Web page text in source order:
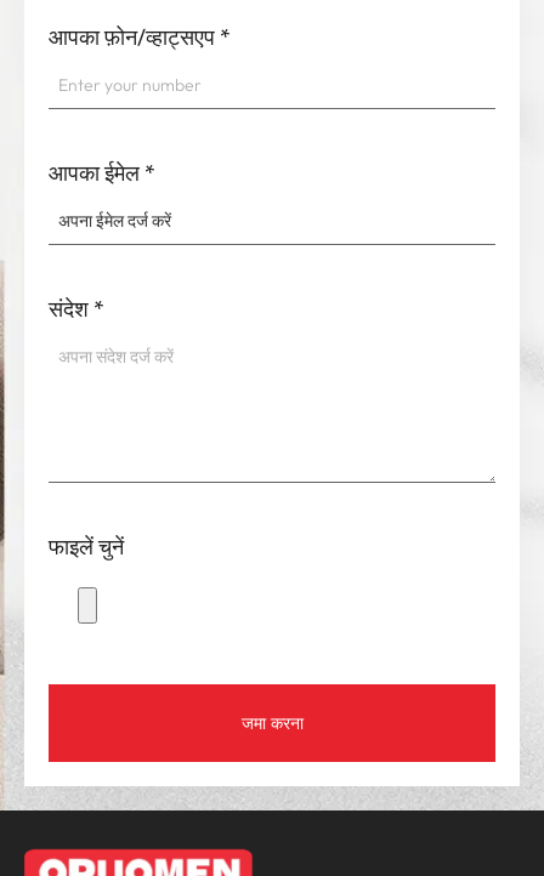
आपका फ़ोन/व्हाट्सएप *
आपका ईमेल *
संदेश *
फाइलें चुनें
जमा करना